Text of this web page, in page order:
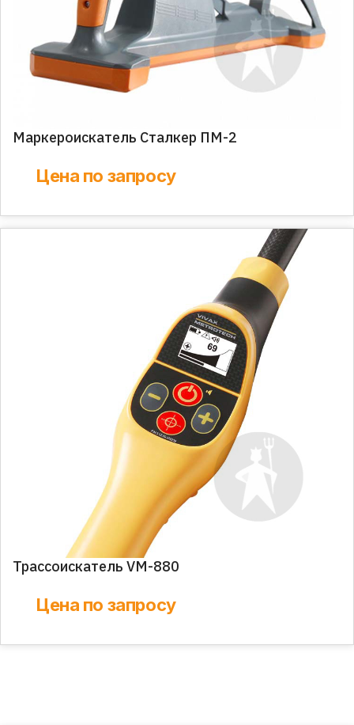
Маркероискатель Сталкер ПМ-2
Цена по запросу
Трассоискатель VM-880
Цена по запросу